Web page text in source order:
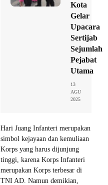
Kota
Gelar
Upacara
Sertijab
Sejumlah
Pejabat
Utama
13
AGU
2025
Hari Juang Infanteri merupakan
simbol kejayaan dan kemuliaan
Korps yang harus dijunjung
tinggi, karena Korps Infanteri
merupakan Korps terbesar di
TNI AD. Namun demikian,